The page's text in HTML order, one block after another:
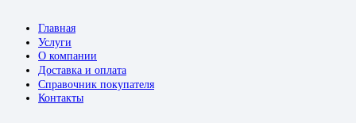
Главная
Услуги
О компании
Доставка и оплата
Справочник покупателя
Контакты